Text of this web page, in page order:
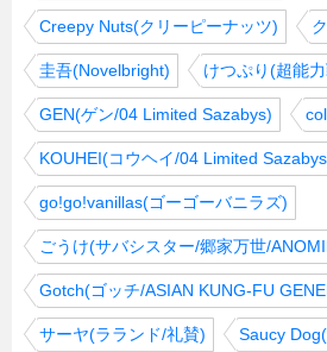
Creepy Nuts(クリーピーナッツ)
圭吾(Novelbright) けつぷり(超能
GEN(ゲン/04 Limited Sazabys)
KOUHEI(コウヘイ/04 Limited
go!go!vanillas(ゴーゴーバニラズ)
ごうけ(サバシスター/郷家万世/
Gotch(ゴッチ/ASIAN KUNG-FU
サーヤ(ラランド/礼賛) Saucy